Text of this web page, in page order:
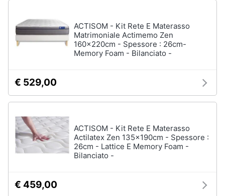
ACTISOM - Kit Rete E Materasso
Matrimoniale Actimemo Zen
160x220cm - Spessore : 26cm-
Memory Foam - Bilanciato -
€ 529,00
ACTISOM - Kit Rete E Materasso
Actilatex Zen 135x190cm - Spessore :
26cm - Lattice E Memory Foam -
Bilanciato -
€ 459,00